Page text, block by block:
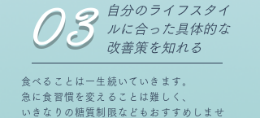
03
自分のライフスタイ
ルに合った具体的な
改善策を知れる
食べることは一生続いていきます。
急に食習慣を変えることは難しく、
いきなりの糖質制限などもおすすめしませ